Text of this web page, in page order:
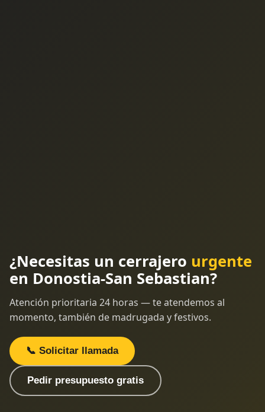
¿Necesitas un cerrajero urgente
en Donostia-San Sebastian?
Atención prioritaria 24 horas — te atendemos al
momento, también de madrugada y festivos.
📞 Solicitar llamada
Pedir presupuesto gratis